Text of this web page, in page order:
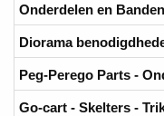
Onderdelen en
Diorama
Peg-Perego Parts -
Go-cart - Skelters -